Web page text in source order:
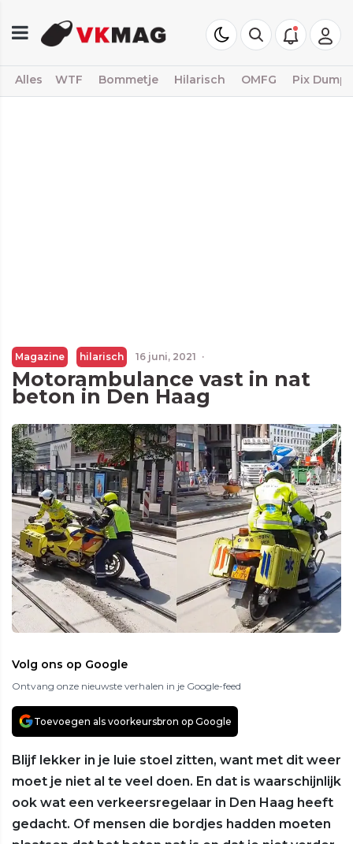
Alles WTF Bommetje Hilarisch OMFG Pix Dump
Magazine hilarisch 16 juni, 2021 ·
Motorambulance vast in nat
beton in Den Haag
Volg ons op Google
Ontvang onze nieuwste verhalen in je Google-feed
Toevoegen als voorkeursbron op Google
Blijf lekker in je luie stoel zitten, want met dit weer
moet je niet al te veel doen. En dat is waarschijnlijk
ook wat een verkeersregelaar in Den Haag heeft
gedacht. Of mensen die bordjes hadden moeten